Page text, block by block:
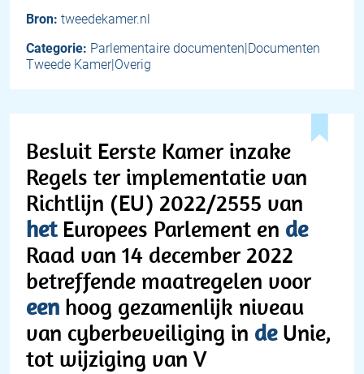
Bron: tweedekamer.nl
Categorie: Parlementaire documenten|Documenten
Tweede Kamer|Overig
Besluit Eerste Kamer inzake
Regels ter implementatie van
Richtlijn (EU) 2022/2555 van
hetEuropees Parlement en de
Raad van 14 december 2022
betreffende maatregelen voor
een hoog gezamenlijk niveau
van cyberbeveiliging in deUnie,
tot wijziging van V